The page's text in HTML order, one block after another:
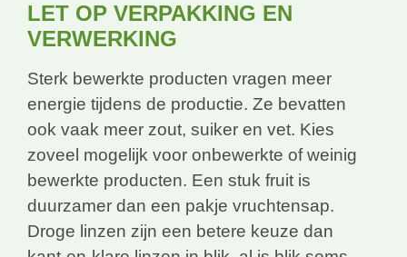
LET OP VERPAKKING EN
VERWERKING
Sterk bewerkte producten vragen meer
energie tijdens de productie. Ze bevatten
ook vaak meer zout, suiker en vet. Kies
zoveel mogelijk voor onbewerkte of weinig
bewerkte producten. Een stuk fruit is
duurzamer dan een pakje vruchtensap.
Droge linzen zijn een betere keuze dan